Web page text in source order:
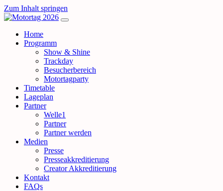
Zum Inhalt springen
Hauptnavigation
Home
Programm
Show & Shine
Trackday
Besucherbereich
Motortagparty
Timetable
Lageplan
Partner
Welle1
Partner
Partner werden
Medien
Presse
Presseakkreditierung
Creator Akkreditierung
Kontakt
FAQs